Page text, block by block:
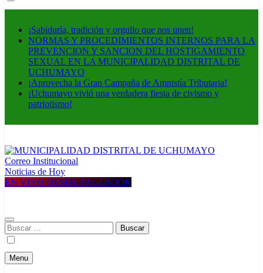
¡Sabiduría, tradición y orgullo que nos unen!
NORMAS Y PROCEDIMIENTOS INTERNOS PARA LA
PREVENCION Y SANCION DEL HOSTIGAMIENTO
SEXUAL EN LA MUNICIPALIDAD DISTRITAL DE
UCHUMAYO
¡Aprovecha la Gran Campaña de Amnistía Tributaria!
¡Uchumayo vivió una verdadera fiesta de civismo y
patriotismo!
MUNICIPALIDAD DISTRITAL DE UCHUMAYO
Construyendo una nueva Historia
Correo Institucional
Noticias de Hoy
EN VIVO DESDE FACEBOOK
Buscar:
Menu